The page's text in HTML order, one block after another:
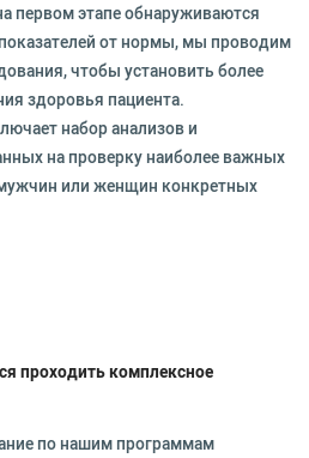
первом этапе обнаруживаются
от нормы, мы проводим
чтобы установить более
здоровья пациента.
набор анализов и
на проверку наиболее важных
или женщин конкретных
проходить комплексное
по нашим программам